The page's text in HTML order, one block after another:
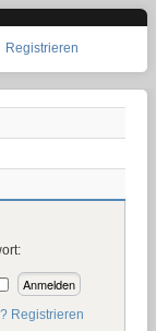
Registrieren
Registrieren